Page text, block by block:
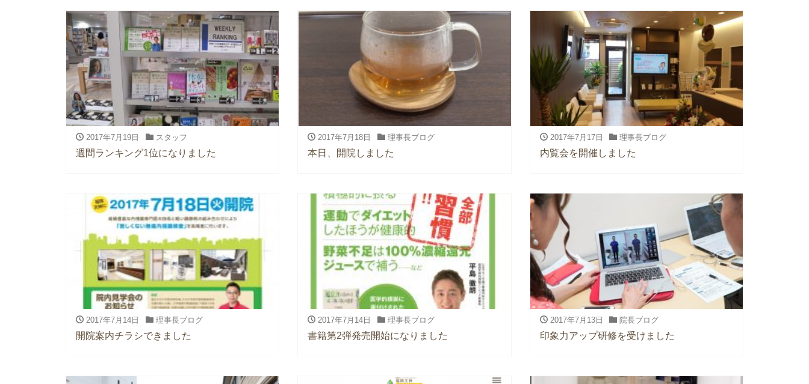
2017年7月19日 スタッフ
週間ランキング1位になりました
2017年7月18日 理事長ブログ
本日、開院しました
2017年7月17日 理事長ブログ
内覧会を開催しました
2017年7月14日 理事長ブログ
開院案内チラシできました
2017年7月14日 理事長ブログ
書籍第2弾発売開始になりました
2017年7月13日 院長ブログ
印象力アップ研修を受けました